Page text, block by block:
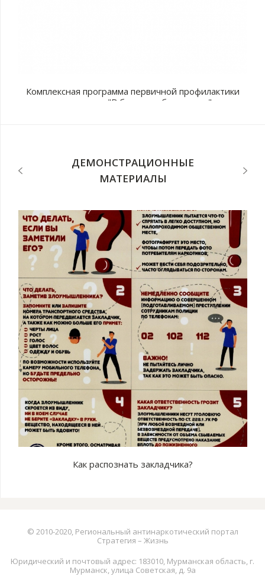
Комплексная программа первичной профилактики
наркомании "В будущее без рисков"
ДЕМОНСТРАЦИОННЫЕ
МАТЕРИАЛЫ
Как распознать закладчика?
© 2010-2020, Региональный антинаркотический портал
Стратегия – Жизнь
Юридический и почтовый адрес: 183010, Мурманская область, г.
Мурманск, улица Советская, д. 9а